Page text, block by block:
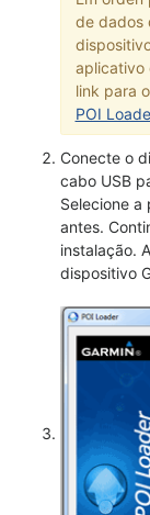
de dados
aplicativo
link para
POI
Conecte o
cabo USB
Selecione
antes.
instalação.
dispositivo